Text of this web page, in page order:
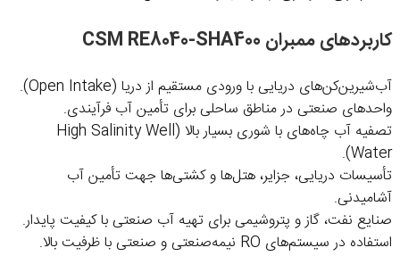
کاربردهای ممبران CSM RE8040-SHA400
آب‌شیرین‌کن‌های دریایی با ورودی مستقیم از دریا (Open Intake).
واحدهای صنعتی در مناطق ساحلی برای تأمین آب فرآیندی.
تصفیه آب چاه‌های با شوری بسیار بالا (High Salinity Well
Water).
تأسیسات دریایی، جزایر، هتل‌ها و کشتی‌ها جهت تأمین آب
آشامیدنی.
صنایع نفت، گاز و پتروشیمی برای تهیه آب صنعتی با کیفیت پایدار.
استفاده در سیستم‌های RO نیمه‌صنعتی و صنعتی با ظرفیت بالا.